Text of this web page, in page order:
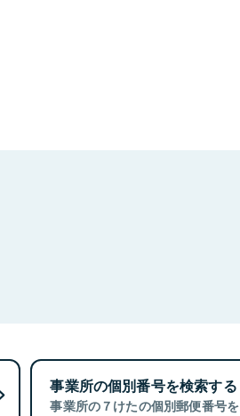
事業所の個別番号を検索する
事業所の７けたの個別郵便番号を